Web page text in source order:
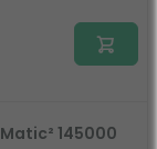
145000